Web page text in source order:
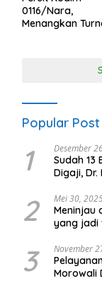
0116/Nara,
Menangkan
Popular Post
1 Desember
Sudah 13
Digaji,
2 Mei 30,
Meninjau
yang jadi
3 November
Morowali